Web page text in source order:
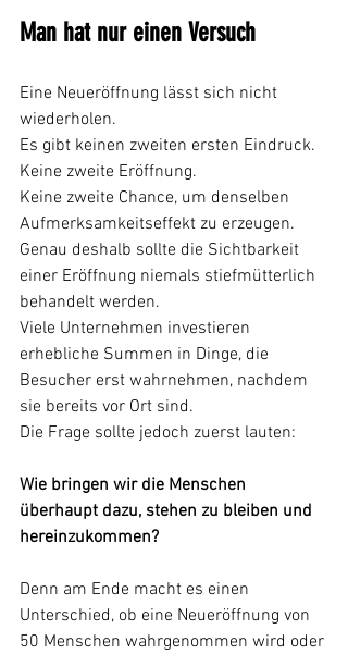
Man hat nur einen Versuch
Eine Neueröffnung lässt sich nicht
wiederholen.
Es gibt keinen zweiten ersten Eindruck.
Keine zweite Eröffnung.
Keine zweite Chance, um denselben
Aufmerksamkeitseffekt zu erzeugen.
Genau deshalb sollte die Sichtbarkeit
einer Eröffnung niemals stiefmütterlich
behandelt werden.
Viele Unternehmen investieren
erhebliche Summen in Dinge, die
Besucher erst wahrnehmen, nachdem
sie bereits vor Ort sind.
Die Frage sollte jedoch zuerst lauten:
Wie bringen wir die Menschen
überhaupt dazu, stehen zu bleiben und
hereinzukommen?
Denn am Ende macht es einen
Unterschied, ob eine Neueröffnung von
50 Menschen wahrgenommen wird oder